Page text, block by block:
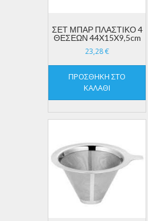
ΣΕΤ ΜΠΑΡ ΠΛΑΣΤΙΚΟ 4
ΘΕΣΕΩΝ 44X15X9,5cm
23,28€
ΠΡΟΣΘΉΚΗ ΣΤΟ
ΚΑΛΆΘΙ